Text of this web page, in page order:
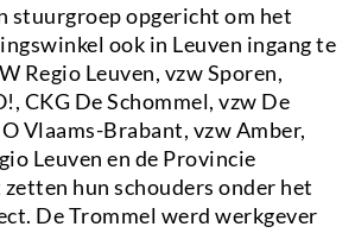
stuurgroep opgericht om het
ook in Leuven ingang te
Regio Leuven, vzw Sporen,
CKG De Schommel, vzw De
Vlaams-Brabant, vzw Amber,
Leuven en de Provincie
hun schouders onder het
De Trommel werd werkgever